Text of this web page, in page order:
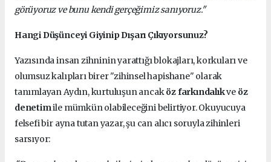
görüyoruz ve bunu kendi gerçeğimiz sanıyoruz."
Hangi Düşünceyi Giyinip Dışarı Çıkıyorsunuz?
Yazısında insan zihninin yarattığı blokajları, korkuları ve
olumsuz kalıpları birer "zihinsel hapishane" olarak
tanımlayan Aydın, kurtuluşun ancaköz farkındalıkve öz
denetimile mümkün olabileceğini belirtiyor. Okuyucuya
felsefi bir ayna tutan yazar, şu can alıcı soruyla zihinleri
sarsıyor: